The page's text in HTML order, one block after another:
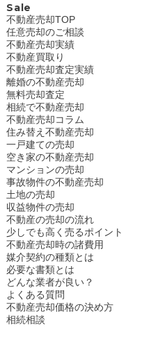
Sale
不動産売却TOP
任意売却のご相談
不動産売却実績
不動産買取り
不動産売却査定実績
離婚の不動産売却
無料売却査定
相続で不動産売却
不動産売却コラム
住み替え不動産売却
一戸建ての売却
空き家の不動産売却
マンションの売却
事故物件の不動産売却
土地の売却
収益物件の売却
不動産の売却の流れ
少しでも高く売るポイント
不動産売却時の諸費用
媒介契約の種類とは
必要な書類とは
どんな業者が良い？
よくある質問
不動産売却価格の決め方
相続相談